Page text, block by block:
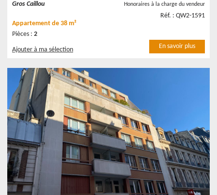
Honoraires à la charge du vendeur
Réf. : QW2-1591
Gros Caillou
Appartement de 38 m²
Pièces : 2
Ajouter à ma sélection En savoir plus